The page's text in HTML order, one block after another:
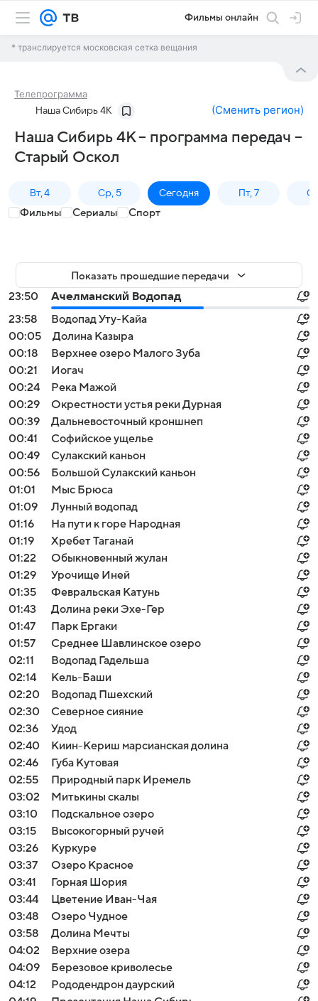
Фильмы онлайн
* транслируется московская сетка вещания
Телепрограмма
Наша Сибирь 4К (Сменить регион)
Наша Сибирь 4К – программа передач –
Старый Оскол
Вт, 4 Ср, 5 Сегодня Пт, 7
Фильмы Сериалы Спорт
Показать прошедшие передачи
23:50
Ачелманский Водопад
23:58
Водопад Уту-Кайа
00:05
Долина Казыра
00:18
Верхнее озеро Малого Зуба
00:21
Иогач
00:24
Река Мажой
00:29
Окрестности устья реки Дурная
00:39
Дальневосточный кроншнеп
00:41
Софийское ущелье
00:49
Сулакский каньон
00:56
Большой Сулакский каньон
01:01
Мыс Брюса
01:09
Лунный водопад
01:16
На пути к горе Народная
01:19
Хребет Таганай
01:22
Обыкновенный жулан
01:29
Урочище Иней
01:35
Февральская Катунь
01:43
Долина реки Эхе-Гер
01:47
Парк Ергаки
01:57
Среднее Шавлинское озеро
02:11
Водопад Гадельша
02:14
Кель-Баши
02:20
Водопад Пшехский
02:30
Северное сияние
02:36
Удод
02:40
Киин-Кериш марсианская долина
02:46
Губа Кутовая
02:55
Природный парк Иремель
03:02
Митькины скалы
03:10
Подскальное озеро
03:15
Высокогорный ручей
03:26
Куркуре
03:37
Озеро Красное
03:41
Горная Шория
03:44
Цветение Иван-Чая
03:48
Озеро Чудное
03:58
Долина Мечты
04:02
Верхние озера
04:09
Березовое криволесье
04:12
Рододендрон даурский